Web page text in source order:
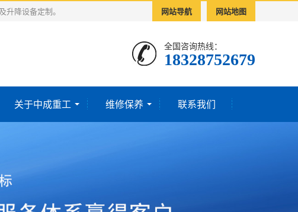
网站导航 网站地图
降设备定制。
全国咨询热线：
18328752679‬
关于中成重工 维修保养 联系我们